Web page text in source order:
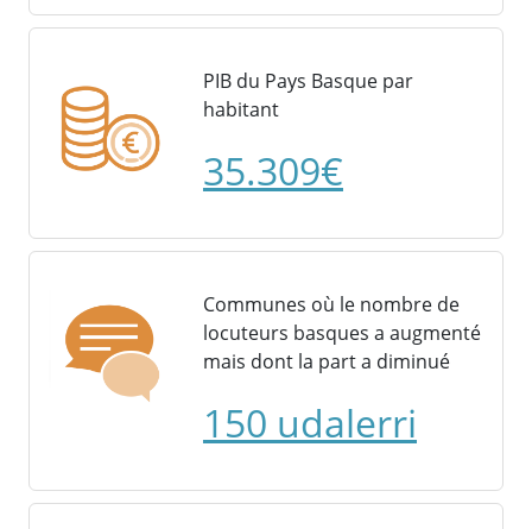
PIB du Pays Basque par
habitant
35.309€
Communes où le nombre de
locuteurs basques a augmenté
mais dont la part a diminué
150 udalerri